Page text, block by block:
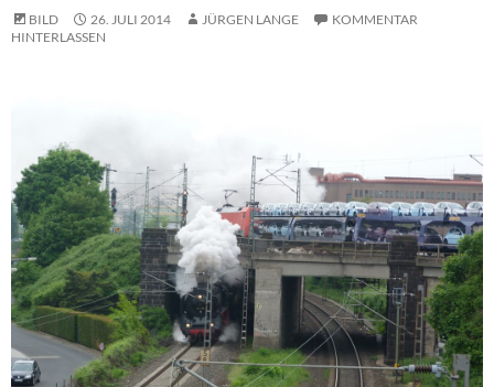
BILD 26. JULI 2014 JÜRGEN LANGE
KOMMENTAR
HINTERLASSEN